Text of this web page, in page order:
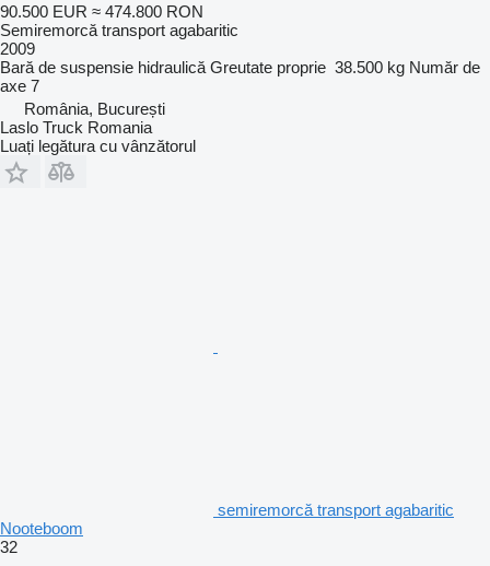
90.500 EUR ≈ 474.800 RON
Semiremorcă transport agabaritic
2009
Bară de suspensie hidraulică Greutate proprie 38.500 kg Număr de
axe 7
România, București
Laslo Truck Romania
Luați legătura cu vânzătorul
semiremorcă transport agabaritic
Nooteboom
32